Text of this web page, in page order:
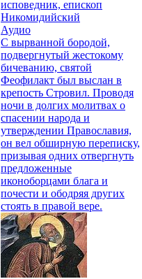
исповедник, епископ
Никомидийский
Аудио
С вырванной бородой,
подвергнутый жестокому
бичеванию, святой
Феофилакт был выслан в
крепость Стровил. Проводя
ночи в долгих молитвах о
спасении народа и
утверждении Православия,
он вел обширную переписку,
призывая одних отвергнуть
предложенные
иконоборцами блага и
почести и ободряя других
стоять в правой вере.